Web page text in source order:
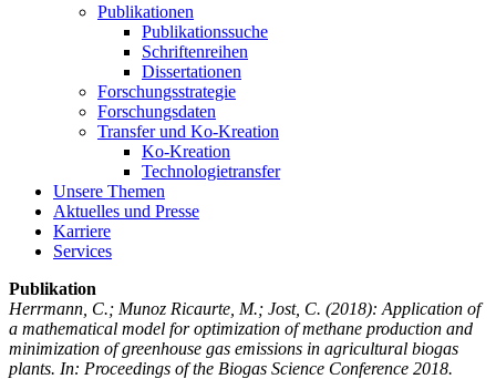
Publikationen
Publikationssuche
Schriftenreihen
Dissertationen
Forschungsstrategie
Forschungsdaten
Transfer und Ko-Kreation
Ko-Kreation
Technologietransfer
Unsere Themen
Aktuelles und Presse
Karriere
Services
Publikation
Herrmann, C.; Munoz Ricaurte, M.; Jost, C. (2018): Application of
a mathematical model for optimization of methane production and
minimization of greenhouse gas emissions in agricultural biogas
plants. In: Proceedings of the Biogas Science Conference 2018.